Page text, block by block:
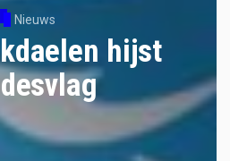
Nieuws
hijst